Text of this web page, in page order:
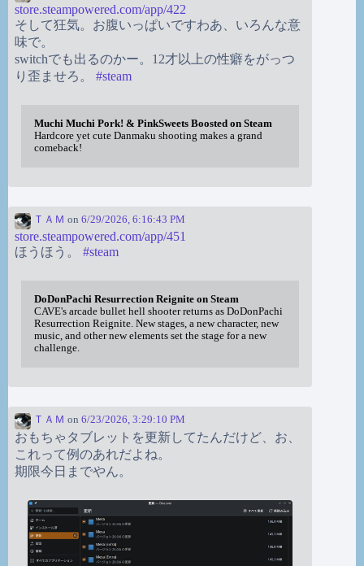
store.steampowered.com/app/422
そして狂気。お腹いっぱいですわあ、いろんな意
味で。
switchでも出るのかー。12才以上の性癖をがっつ
り歪ませろ。 #steam
Muchi Muchi Pork! & PinkSweets Boosted on Steam
Hardcore yet cute Danmaku shooting makes a grand
comeback!
ＴＡＭ on 6/29/2026, 6:16:43 PM
store.steampowered.com/app/451
ほうほう。 #steam
DoDonPachi Resurrection Reignite on Steam
CAVE's arcade bullet hell shooter returns as DoDonPachi
Resurrection Reignite. New stages, a new character, new
music, and other new elements set the stage for a new
challenge.
ＴＡＭ on 6/23/2026, 3:29:10 PM
おもちゃタブレットを更新してたんだけど、お、
これって例のあれだよね。
期限今日までやん。